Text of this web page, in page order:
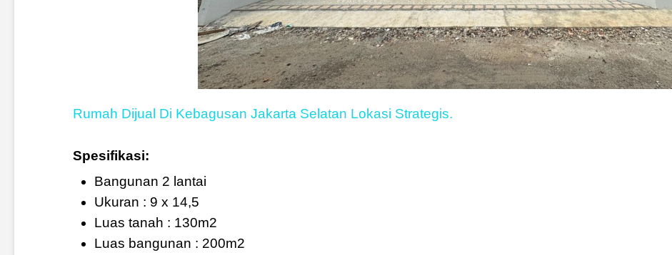
Rumah Dijual Di Kebagusan Jakarta Selatan Lokasi Strategis.
Spesifikasi:
Bangunan 2 lantai
Ukuran : 9 x 14,5
Luas tanah : 130m2
Luas bangunan : 200m2